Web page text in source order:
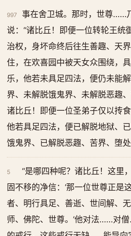
997
事在舍卫城。那时，世尊……
说：“诸比丘！即便一位转轮王统
治权，身坏命终后往生善趣、天
住，在欢喜园中被天女众围绕，
乐，他若未具足四法，便仍未能
界、未解脱饿鬼界、未解脱恶趣
诸比丘！即便一位圣弟子仅以抟
他若具足四法，便已解脱地狱、
饿鬼界、已解脱恶趣、苦界、堕
5
“是哪四种呢？诸比丘！这里
固不移的净信：‘那一位世尊正是
者、明行具足、善逝、世间解、
师、佛陀、世尊。’他对法……对